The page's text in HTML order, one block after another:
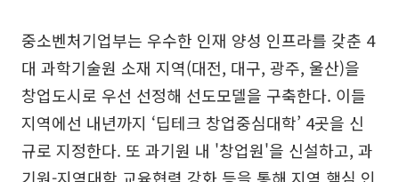
중소벤처기업부는 우수한 인재 양성 인프라를 갖춘 4
대 과학기술원 소재 지역(대전, 대구, 광주, 울산)을
창업도시로 우선 선정해 선도모델을 구축한다. 이들
지역에선 내년까지 ‘딥테크 창업중심대학’ 4곳을 신
규로 지정한다. 또 과기원 내 '창업원'을 신설하고, 과
기원-지역대학 교육협력 강화 등을 통해 지역 핵심 인